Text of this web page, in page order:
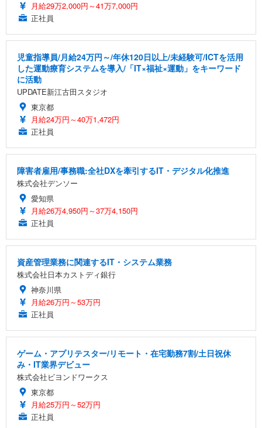
月給29万2,000円～41万7,000円
正社員
児童指導員/月給24万円～/年休120日以上/未経験可/ICTを活用
した運動療育システムを導入/「IT×福祉×運動」をキーワード
に活動
UPDATE新江古田スタジオ
東京都
月給24万円～40万1,472円
正社員
障害者雇用/事務職:全社DXを牽引するIT・デジタル化推進
株式会社デンソー
愛知県
月給26万4,950円～37万4,150円
正社員
資産管理業務に関連するIT・システム業務
株式会社日本カストディ銀行
神奈川県
月給26万円～53万円
正社員
ゲーム・アプリテスター/リモート・在宅勤務7割/土日祝休
み・IT業界デビュー
株式会社ビヨンドワークス
東京都
月給25万円～52万円
正社員